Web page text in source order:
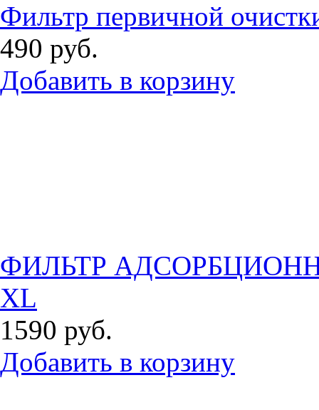
Фильтр первичной
490 руб.
Добавить в корзину
ФИЛЬТР
XL
1590 руб.
Добавить в корзину